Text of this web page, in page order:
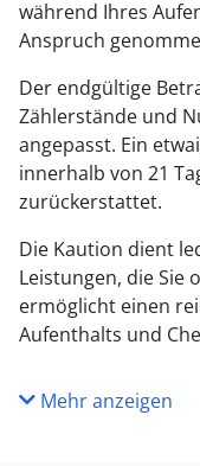
während Ihres
Anspruch
Der endgültige
Zählerstände und
angepasst. Ein
innerhalb von 21
zurückerstattet.
Die Kaution dient
Leistungen, die Sie
ermöglicht einen
Aufenthalts und
Mehr anzeigen